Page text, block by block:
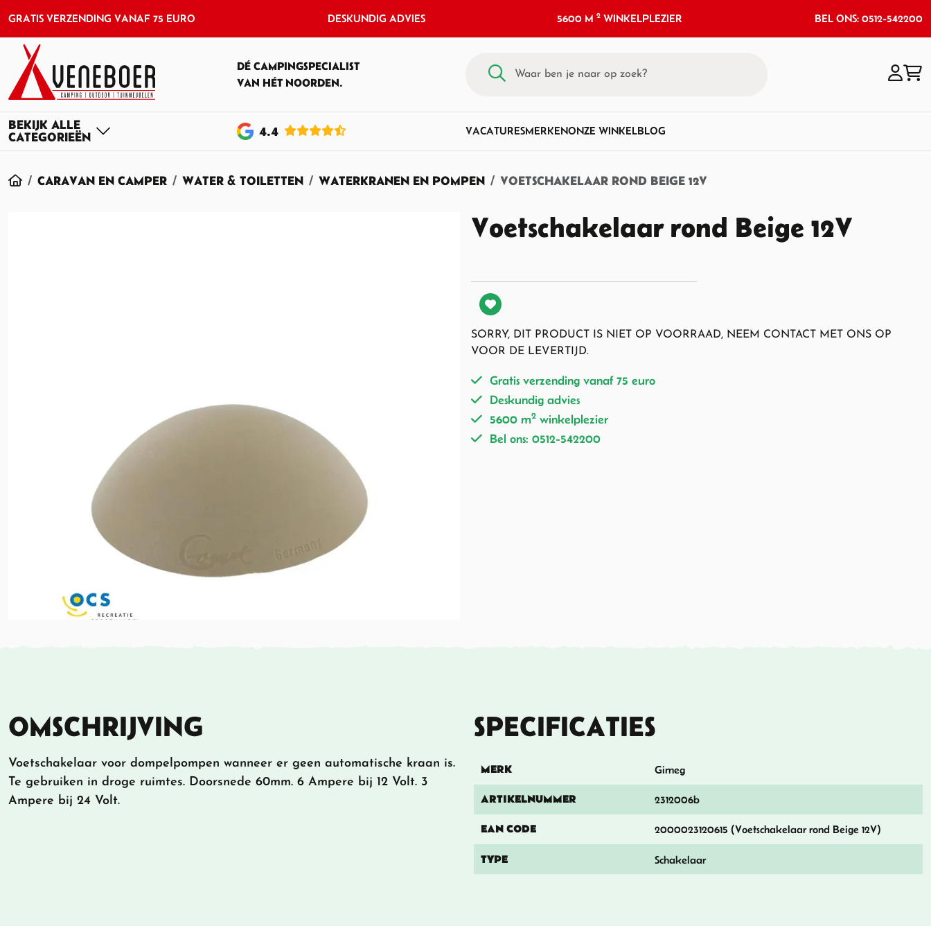
GRATIS VERZENDING VANAF 75 EURO DESKUNDIG ADVIES 5600 M2 WINKELPLEZIER BEL ONS: 0512-542200
DÉ CAMPINGSPECIALIST
VAN HÉT NOORDEN.
4.4 VACATURESMERKENONZE WINKELBLOG
HOME
CARAVAN EN CAMPER WATER & TOILETTEN WATERKRANEN EN POMPEN VOETSCHAKELAAR ROND BEIGE 12V
Voetschakelaar rond Beige 12V
SORRY, DIT PRODUCT IS NIET OP VOORRAAD, NEEM CONTACT MET ONS OP
VOOR DE LEVERTIJD.
Gratis verzending vanaf 75 euro
Deskundig advies
5600 m2 winkelplezier
Bel ons: 0512-542200
OMSCHRIJVING
Voetschakelaar voor dompelpompen wanneer er geen automatische kraan is.
Te gebruiken in droge ruimtes. Doorsnede 60mm. 6 Ampere bij 12 Volt. 3
Ampere bij 24 Volt.
SPECIFICATIES
MERK Gimeg
ARTIKELNUMMER 2312006b
EAN CODE 2000023120615 (Voetschakelaar rond Beige 12V)
TYPE Schakelaar